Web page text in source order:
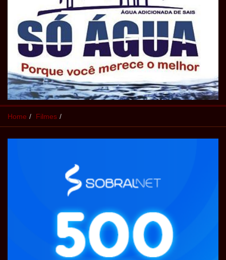
Home Filmes